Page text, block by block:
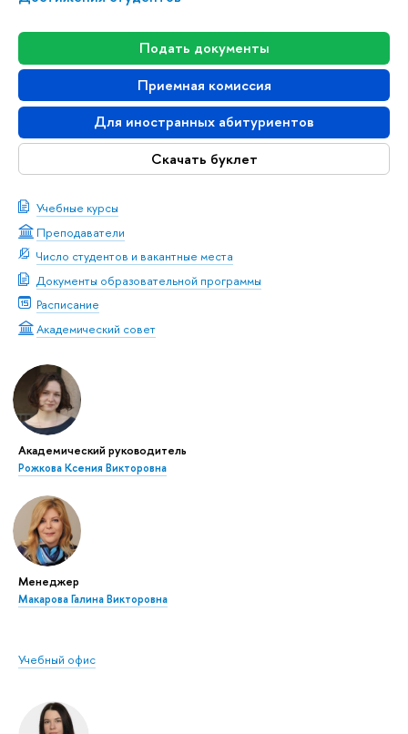
Подать документы
Приемная комиссия
Для иностранных абитуриентов
Скачать буклет
Учебные курсы
Преподаватели
Число студентов и вакантные места
Документы образовательной программы
Расписание
Академический совет
Академический руководитель
Рожкова Ксения Викторовна
Менеджер
Макарова Галина Викторовна
Учебный офис